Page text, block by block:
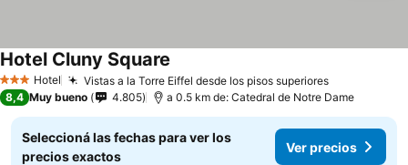
3 Estrellas
Hotel Vistas a la Torre Eiffel desde los pisos superioresVer precios
Hotel Cluny Square
8,4 Muy bueno 4.805 a 0.5 km de: Catedral de Notre Dame
Seleccioná las fechas para ver los
precios exactos
Ver precios